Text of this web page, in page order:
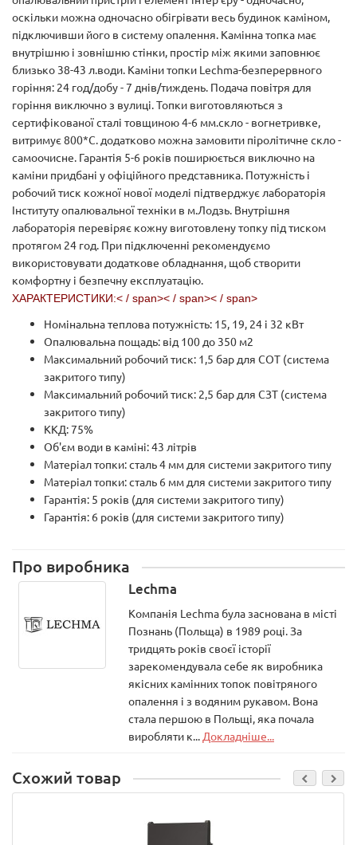
оскільки можна одночасно обігрівати весь будинок каміном,
підключивши його в систему опалення. Камінна топка має
внутрішню і зовнішню стінки, простір між якими заповнює
близько 38-43 л.води. Каміни топки Lechma-безперервного
горіння: 24 год/добу - 7 днів/тиждень. Подача повітря для
горіння виключно з вулиці. Топки виготовляються з
сертифікованої сталі товщиною 4-6 мм.скло - вогнетривке,
витримує 800*С. додатково можна замовити піролітичне скло -
самоочисне. Гарантія 5-6 років поширюється виключно на
каміни придбані у офіційного представника. Потужність і
робочий тиск кожної нової моделі підтверджує лабораторія
Інституту опалювальної техніки в м.Лодзь. Внутрішня
лабораторія перевіряє кожну виготовлену топку під тиском
протягом 24 год. При підключенні рекомендуємо
використовувати додаткове обладнання, щоб створити
комфортну і безпечну експлуатацію.
ХАРАКТЕРИСТИКИ:< / span>< / span>< / span>
Номінальна теплова потужність: 15, 19, 24 і 32 кВт
Опалювальна пощадь: від 100 до 350 м2
Максимальний робочий тиск: 1,5 бар для СОТ (система
закритого типу)
Максимальний робочий тиск: 2,5 бар для СЗТ (система
закритого типу)
ККД: 75%
Об'єм води в каміні: 43 літрів
Матеріал топки: сталь 4 мм для системи закритого типу
Матеріал топки: сталь 6 мм для системи закритого типу
Гарантія: 5 років (для системи закритого типу)
Гарантія: 6 років (для системи закритого типу)
Про виробника
Lechma
Компанія Lechma була заснована в місті
Познань (Польща) в 1989 році. За
тридцять років своєї історії
зарекомендувала себе як виробника
якісних камінних топок повітряного
опалення і з водяним рукавом. Вона
стала першою в Польщі, яка почала
виробляти к... Докладніше...
Схожий товар